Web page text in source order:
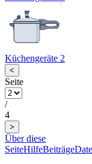
Küchengeräte 2
<
Seite
/
4
>
Über diese
SeiteHilfeBeiträge